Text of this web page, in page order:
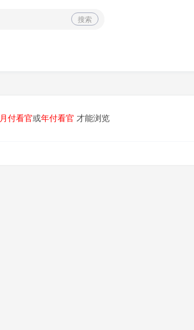
搜索
月付看官或年付看官 才能浏览